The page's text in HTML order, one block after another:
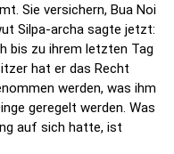
Sie versichern, Bua Noi
Silpa-archa sagte jetzt:
bis zu ihrem letzten Tag
hat er das Recht
werden, was ihm
geregelt werden. Was
auf sich hatte, ist